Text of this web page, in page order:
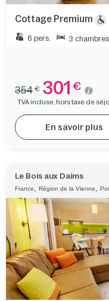
Cottage Premium
6 pers. 3 chambres
354 € 301 €
TVA incluse, hors taxe de
En savoir plus
Le Bois aux Daims
France Région de la Vienne